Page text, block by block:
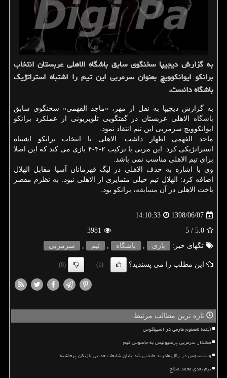
به گزارش دیجیپا سخنگوی سابق باشگاه الاهلی عربستان انتخاب
برانكو ایوانكوویچ بعنوان سرمربی این تیم را اشتباه استراتژیك
باشگاه دانست.
به گزارش دیجیپا به نقل از مهر، «ماجد الفهمی» سخنگوی سابق
باشگاه الاهلی عربستان در گفتگویی تلویزیونی از عملكرد برانكو
ایوانكوویچ سرمربی این تیم انتقاد نمود.
ماجد الفهمی اظهار داشت: الاهلی با انتخاب برانكو اشتباه
استراتژیكی كرد. این مربی با تركیب ۲-۴-۴ بازی می كند كه این اصلا
برای تیم الاهلی مناسب نمی باشد.
وی با اشاره به حذف الاهلی در لیگ قهرمانان آسیا مقابل الهلال
اضافه كرد: الهلال تیم خیلی متمایزی از الاهلی نبود. به نظرم مقصر
باخت الاهلی در آن مسابقه، برانكو بود.
1398/06/07
14:10:33
5.0
/ 5
3981
تگهای خبر:
بازی , باشگاه , تیم , سرمربی
این مطلب را می پسندید؟ (1)
(0)
تازه ترین مطالب مرتبط
آینده نامعلوم طارمی در المپیاکوس
هشدار سرمربی پرسپولیس به جاسوس تیم
وینیسیوس در رئال مادرید ماندنی شد پایان شایعات جدایی بازیکن پرحاشیه
تیم بعدی محمد صلاح